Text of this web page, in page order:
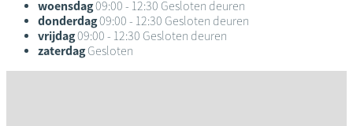
woensdag09:00 - 12:30 Gesloten deuren
donderdag09:00 - 12:30 Gesloten deuren
vrijdag09:00 - 12:30 Gesloten deuren
zaterdag Gesloten